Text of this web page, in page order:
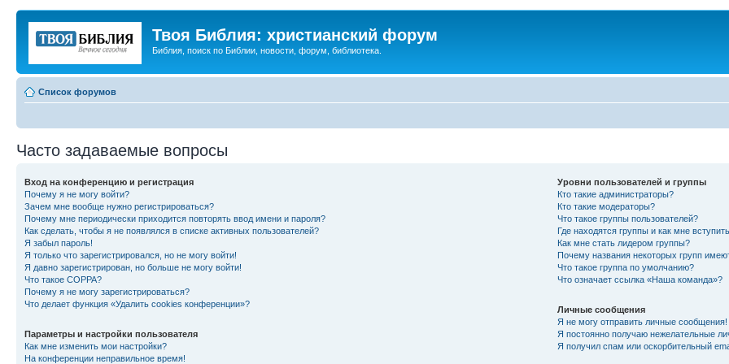
Твоя Библия: христианский форум
Библия, поиск по Библии, новости, форум, библиотека.
Список форумов
Часто задаваемые вопросы
Вход на конференцию и регистрация
Почему я не могу войти?
Зачем мне вообще нужно регистрироваться?
Почему мне периодически приходится повторять ввод имени и пароля?
Как сделать, чтобы я не появлялся в списке активных пользователей?
Я забыл пароль!
Я только что зарегистрировался, но не могу войти!
Я давно зарегистрирован, но больше не могу войти!
Что такое COPPA?
Почему я не могу зарегистрироваться?
Что делает функция «Удалить cookies конференции»?
Параметры и настройки пользователя
Как мне изменить мои настройки?
На конференции неправильное время!
Уровни пользователей и группы
Кто такие администраторы?
Кто такие модераторы?
Что такое группы пользователей?
Где находятся группы и как мне
Как мне стать лидером группы?
Почему названия некоторых групп
Что такое группа по умолчанию?
Что означает ссылка «Наша команда»?
Личные сообщения
Я не могу отправить личные сообщения!
Я постоянно получаю нежелательные
Я получил спам или оскорбительный